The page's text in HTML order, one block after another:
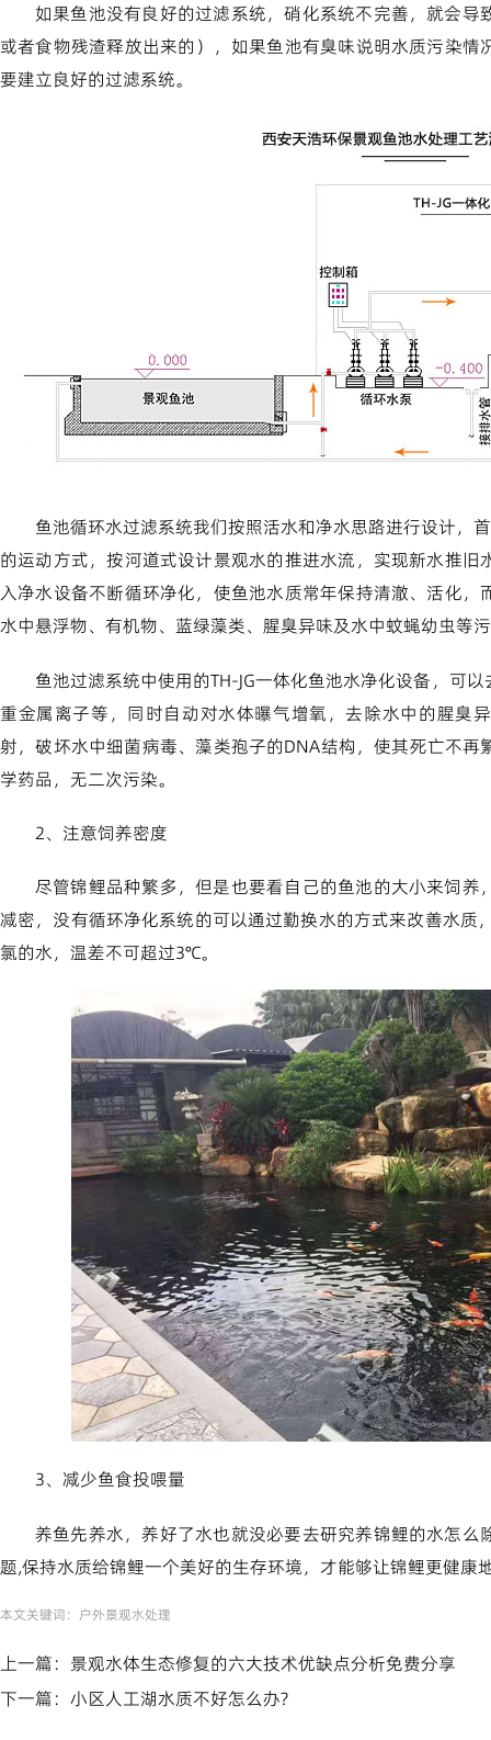
如果鱼池没有良好的过滤系统，硝化系统不完善，就会
或者食物残渣释放出来的），如果鱼池有臭味说明水质污染
要建立良好的过滤系统。
鱼池循环水过滤系统我们按照活水和净水思路进行设计，
的运动方式，按河道式设计景观水的推进水流，实现新水推
入净水设备不断循环净化，使鱼池水质常年保持清澈、活化
水中悬浮物、有机物、蓝绿藻类、腥臭异味及水中蚊蝇幼虫等
鱼池过滤系统中使用的TH-JG一体化鱼池水净化设备，可
重金属离子等，同时自动对水体曝气增氧，去除水中的腥臭
射，破坏水中细菌病毒、藻类孢子的DNA结构，使其死亡不
学药品，无二次污染。
2、注意饲养密度
尽管锦鲤品种繁多，但是也要看自己的鱼池的大小来饲
减密，没有循环净化系统的可以通过勤换水的方式来改善水
氯的水，温差不可超过3℃。
3、减少鱼食投喂量
养鱼先养水，养好了水也就没必要去研究养锦鲤的水怎
题,保持水质给锦鲤一个美好的生存环境，才能够让锦鲤更健康
本文关键词： 户外景观水处理
上一篇： 景观水体生态修复的六大技术优缺点分析免费分享
下一篇： 小区人工湖水质不好怎么办?